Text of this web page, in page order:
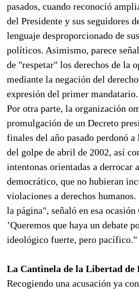
pasados, cuando reconoció
del Presidente y sus seguidores
lenguaje desproporcionado de
políticos. Asimismo, parece
de "respetar" los derechos de la
mediante la negación del
expresión del primer mandatario.
Por otra parte, la organización
promulgación de un Decreto
finales del año pasado perdonó
del golpe de abril de 2002, así
intentonas orientadas a derrocar
democrático, que no hubieran
violaciones a derechos humanos.
la página", señaló en esa ocasión
’Queremos que haya un debate
ideológico fuerte, pero pacífico."
La Cantinela de la Libertad de
Recogiendo una acusación ya